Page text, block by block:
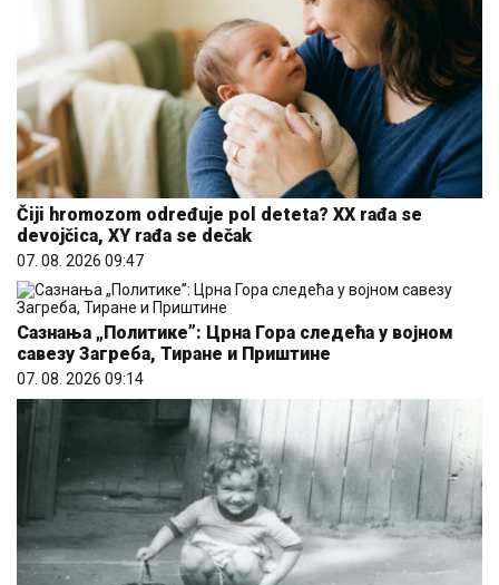
Čiji hromozom određuje pol deteta? XX rađa se
devojčica, XY rađa se dečak
07. 08. 2026 09:47
Сазнања „Политике”: Црна Гора следећа у војном
савезу Загреба, Тиране и Приштине
07. 08. 2026 09:14